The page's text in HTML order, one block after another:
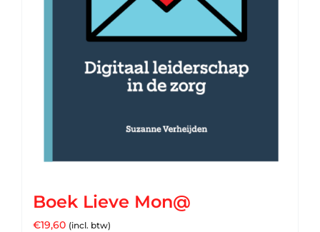
Boek Lieve Mon@
€19,60 (incl. btw)